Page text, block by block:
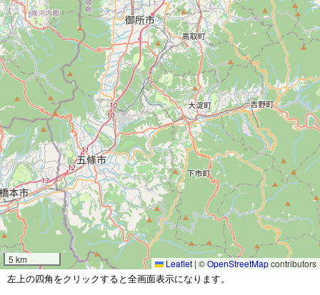
5 km Leaflet | ©OpenStreetMapcontributors
左上の四角をクリックすると全画面表示になります。